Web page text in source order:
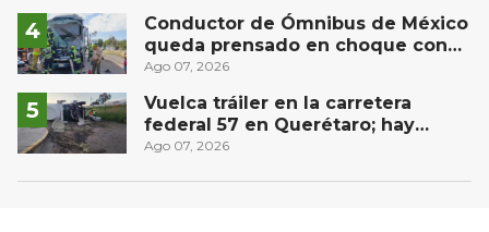
Conductor de Ómnibus de México
queda prensado en choque con
materialista en San Juan del Río
Ago 07, 2026
Vuelca tráiler en la carretera
federal 57 en Querétaro; hay
derrame de combustible
Ago 07, 2026